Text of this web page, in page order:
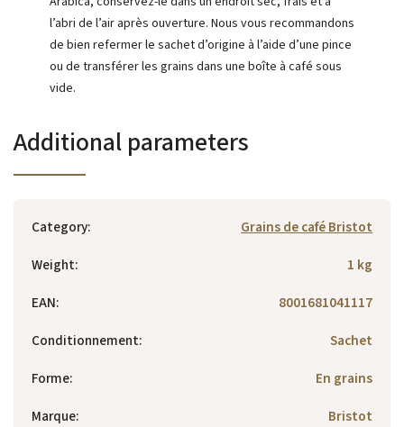
l’abri de l’air après ouverture. Nous vous recommandons
de bien refermer le sachet d’origine à l’aide d’une pince
ou de transférer les grains dans une boîte à café sous
vide.
Additional parameters
Category:
Grains de café Bristot
Weight:
1 kg
EAN:
8001681041117
Conditionnement:
Sachet
Forme:
En grains
Marque:
Bristot